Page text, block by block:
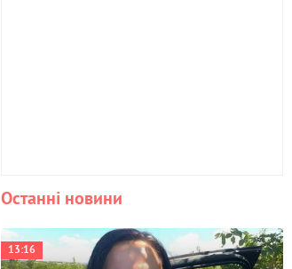
Останні новини
13:16